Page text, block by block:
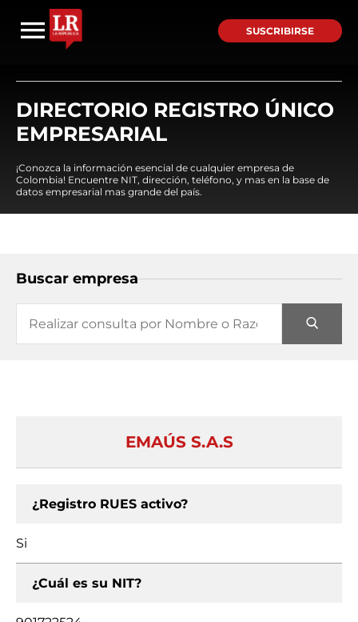
SUSCRIBIRSE
DIRECTORIO REGISTRO ÚNICO
EMPRESARIAL
¡Conozca la información esencial de cualquier empresa de
Colombia! Encuentre NIT, dirección, teléfono, y mas en la base de
datos empresarial mas grande del país.
Buscar empresa
EMAÚS S.A.S
¿Registro RUES activo?
Si
¿Cuál es su NIT?